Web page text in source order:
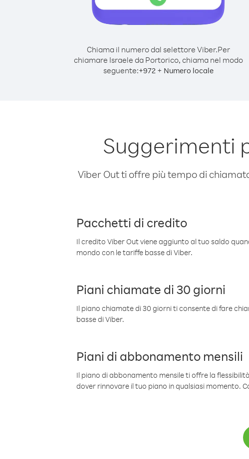
Chiama il numero dal selettore Viber.Per
chiamare Israele da Portorico, chiama nel modo
seguente:+972+ Numero locale
Suggerimenti
Viber Out ti offre più tempo di
Pacchetti di credito
Il credito Viber Out viene aggiunto al tuo saldo
mondo con le tariffe basse di Viber.
Piani chiamate di 30 giorni
Il piano chiamate di 30 giorni ti consente di fare
basse di Viber.
Piani di abbonamento mensili
Il piano di abbonamento mensile ti offre la
dover rinnovare il tuo piano in qualsiasi momento.